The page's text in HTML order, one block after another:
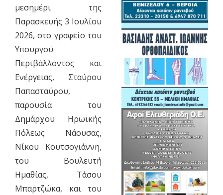
μεσημέρι της
Παρασκευής 3 Ιουλίου
2026, στο γραφείο του
Υπουργού
Περιβάλλοντος και
Ενέργειας, Σταύρου
Παπασταύρου,
παρουσία του
Δημάρχου Ηρωικής
Πόλεως Νάουσας,
Νίκου Κουτσογιάννη,
του Βουλευτή
Ημαθίας, Τάσου
Μπαρτζώκα, και του